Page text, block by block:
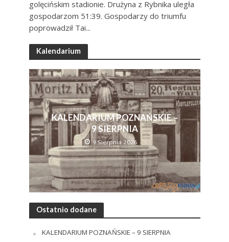
golęcińskim stadionie. Drużyna z Rybnika uległa
gospodarzom 51:39. Gospodarzy do triumfu
poprowadził Tai...
Kalendarium
KALENDARIUM POZNAŃSKIE –
9 SIERPNIA
9 Sierpnia 2026
Ostatnio dodane
KALENDARIUM POZNAŃSKIE – 9 SIERPNIA